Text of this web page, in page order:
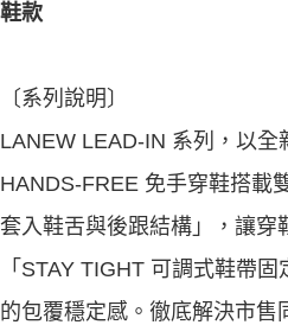
鞋款
〔系列說明〕
LANEW LEAD-IN 系列，以全
HANDS-FREE 免手穿鞋搭載
套入鞋舌與後跟結構」，讓穿
「STAY TIGHT 可調式鞋帶
的包覆穩定感。徹底解決市售